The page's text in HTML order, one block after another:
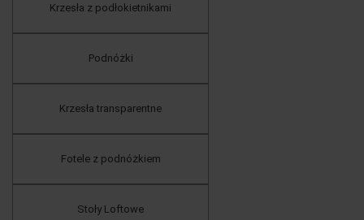
Krzesła z podłokietnikami
Podnóżki
Krzesła transparentne
Fotele z podnóżkiem
Stoły Loftowe